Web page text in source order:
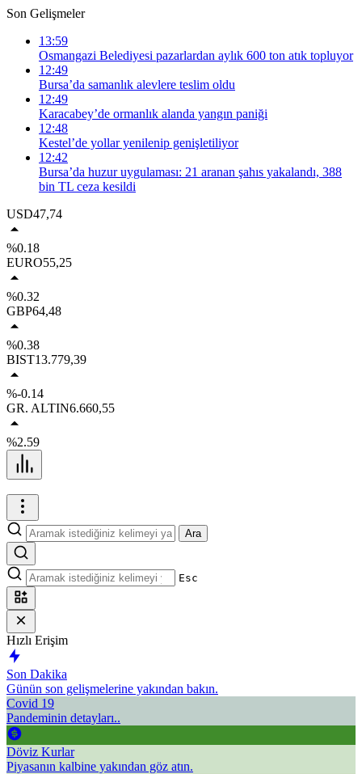
Son Gelişmeler
13:59
Osmangazi Belediyesi pazarlardan aylık 600 ton atık topluyor
12:49
Bursa’da samanlık alevlere teslim oldu
12:49
Karacabey’de ormanlık alanda yangın paniği
12:48
Kestel’de yollar yenilenip genişletiliyor
12:42
Bursa’da huzur uygulaması: 21 aranan şahıs yakalandı, 388
bin TL ceza kesildi
USD47,74
%0.18
EURO55,25
%0.32
GBP64,48
%0.38
BIST13.779,39
%-0.14
GR. ALTIN6.660,55
%2.59
Ara
Esc
Hızlı Erişim
Son Dakika
Günün son gelişmelerine yakından bakın.
Covid 19
Pandeminin detayları..
Döviz Kurlar
Piyasanın kalbine yakından göz atın.